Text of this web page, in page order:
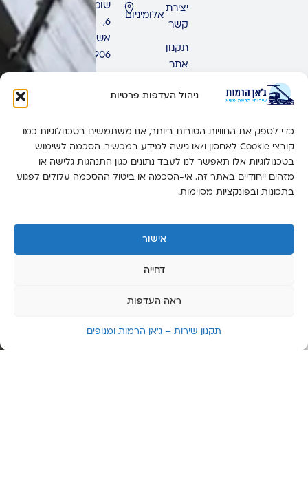
ניהול העדפות פרטיות
כדי לספק את החוויות הטובות ביותר, אנו משתמשים בטכנולוגיות כמו
קובצי Cookie לאחסון ו/או גישה למידע במכשיר. הסכמה לשימוש
בטכנולוגיות אלו תאפשר לנו לעבד נתונים כגון התנהגות גלישה או
מזהים ייחודיים באתר זה. אי-הסכמה או ביטול ההסכמה עלולים לפגוע
בתכונות ובפונקציות מסוימות.
אישור
דחייה
ראה העדפות
תקנון שירות – ג’אן הרמות ומנופים
יצירת
קשר
תקנון
אתר
אלומיניום
שומרון
6,
אשדוד,
7771906
ראשון
חמישי:
זמין 24
שעות
יום